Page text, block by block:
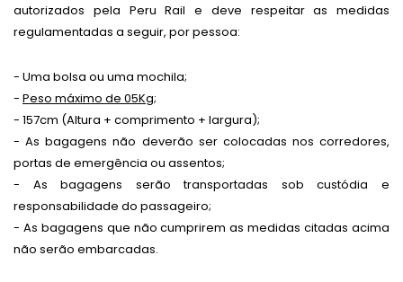
autorizados pela Peru Rail e deve respeitar as medidas
regulamentadas a seguir, por pessoa:
- Uma bolsa ou uma mochila;
- Peso máximo de 05Kg;
- 157cm (Altura + comprimento + largura);
- As bagagens não deverão ser colocadas nos corredores,
portas de emergência ou assentos;
- As bagagens serão transportadas sob custódia e
responsabilidade do passageiro;
- As bagagens que não cumprirem as medidas citadas acima
não serão embarcadas.